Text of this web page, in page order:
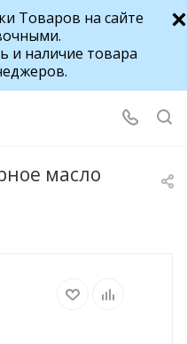
Товаров на сайте
и наличие товара
масло